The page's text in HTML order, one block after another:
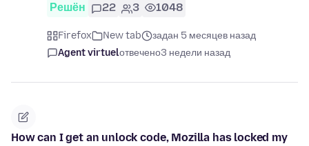
Решён 22 3 1048
Firefox New tab
задан 5 месяцев назад
Agent virtuelотвечено3 недели назад
How can I get an unlock code, Mozilla has locked my